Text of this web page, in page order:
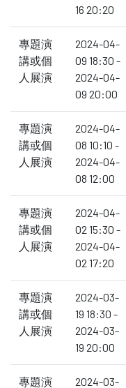
16 20:20
專題演
講或個
人展演
2024-04-
09 18:30 -
2024-04-
09 20:00
專題演
講或個
人展演
2024-04-
08 10:10 -
2024-04-
08 12:00
專題演
講或個
人展演
2024-04-
02 15:30 -
2024-04-
02 17:20
專題演
講或個
人展演
2024-03-
19 18:30 -
2024-03-
19 20:00
專題演 2024-03-